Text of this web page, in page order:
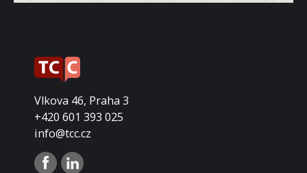
Vlkova 46, Praha 3
+420 601 393 025
info@tcc.cz